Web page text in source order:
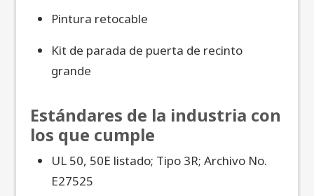
Pintura retocable
Kit de parada de puerta de recinto
grande
Estándares de la industria con
los que cumple
UL 50, 50E listado; Tipo 3R; Archivo No.
E27525